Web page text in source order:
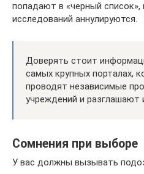
попадают в «черный список»,
исследований аннулируются.
Доверять стоит
самых крупных порталах,
проводят независимые
учреждений и разглашают
Сомнения при выборе
У вас должны вызывать